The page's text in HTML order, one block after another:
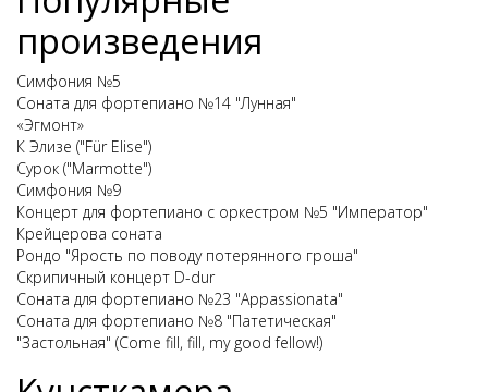
произведения
Симфония №5
Соната для фортепиано №14 "Лунная"
«Эгмонт»
К Элизе ("Für Elise")
Сурок ("Marmotte")
Симфония №9
Концерт для фортепиано с оркестром №5 "Император"
Крейцерова соната
Рондо "Ярость по поводу потерянного гроша"
Скрипичный концерт D-dur
Соната для фортепиано №23 "Appassionata"
Соната для фортепиано №8 "Патетическая"
"Застольная" (Come fill, fill, my good fellow!)